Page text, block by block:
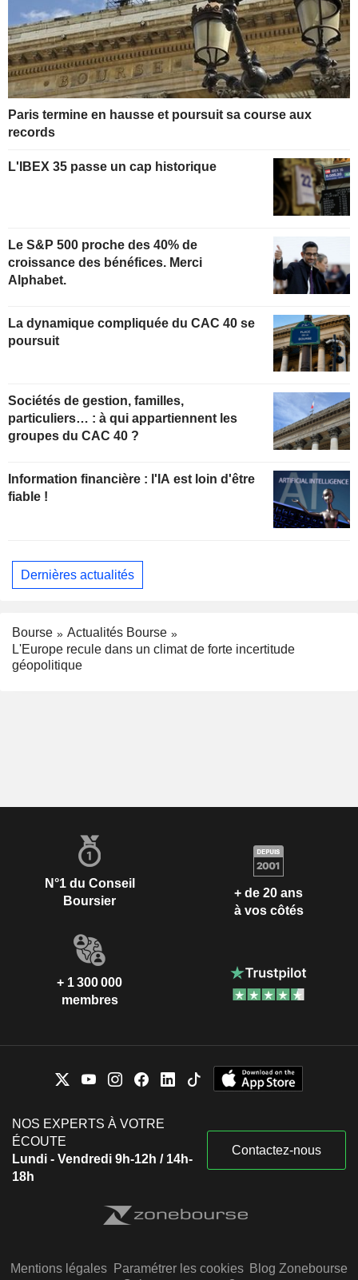
Paris termine en hausse et poursuit sa course aux
records
L'IBEX 35 passe un cap historique
Le S&P 500 proche des 40% de
croissance des bénéfices. Merci
Alphabet.
La dynamique compliquée du CAC 40 se
poursuit
Sociétés de gestion, familles,
particuliers… : à qui appartiennent les
groupes du CAC 40 ?
Information financière : l'IA est loin d'être
fiable !
Dernières actualités
Bourse
Actualités Bourse
L'Europe recule dans un climat de forte incertitude
géopolitique
N°1 du Conseil
Boursier
+ de 20 ans
à vos côtés
+ 1 300 000
membres
NOS EXPERTS À VOTRE
ÉCOUTE
Lundi - Vendredi 9h-12h / 14h-
18h
Contactez-nous
Mentions légales Paramétrer les cookies Blog Zonebourse